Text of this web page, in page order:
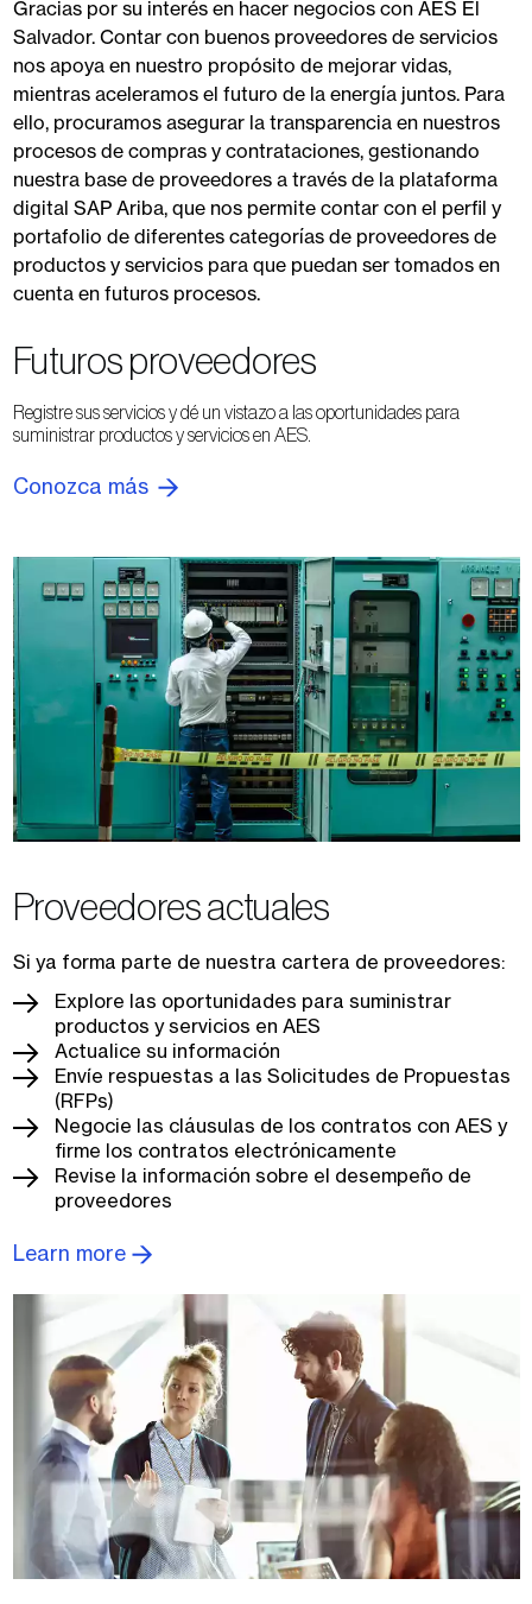
Gracias por su interés en hacer negocios con AES El
Salvador. Contar con buenos proveedores de servicios
nos apoya en nuestro propósito de mejorar vidas,
mientras aceleramos el futuro de la energía juntos. Para
ello, procuramos asegurar la transparencia en nuestros
procesos de compras y contrataciones, gestionando
nuestra base de proveedores a través de la plataforma
digital SAP Ariba, que nos permite contar con el perfil y
portafolio de diferentes categorías de proveedores de
productos y servicios para que puedan ser tomados en
cuenta en futuros procesos.
Futuros proveedores
Registre sus servicios y dé un vistazo a las oportunidades para
suministrar productos y servicios en AES.
Conozca más
Proveedores actuales
Si ya forma parte de nuestra cartera de proveedores:
Explore las oportunidades para suministrar
productos y servicios en AES
Actualice su información
Envíe respuestas a las Solicitudes de Propuestas
(RFPs)
Negocie las cláusulas de los contratos con AES y
firme los contratos electrónicamente
Revise la información sobre el desempeño de
proveedores
Learn more